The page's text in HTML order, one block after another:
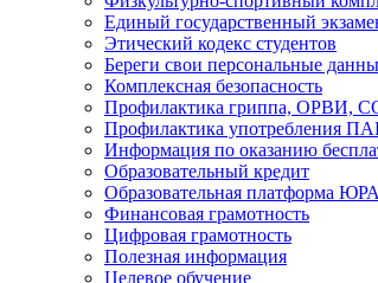
Единый государственный
Этический кодекс студентов
Береги свои персональные
Комплексная безопасность
Профилактика гриппа, ОРВИ,
Профилактика употребления
Информация по оказанию
Образовательный кредит
Образовательная платформа
Финансовая грамотность
Цифровая грамотность
Полезная информация
Целевое обучение